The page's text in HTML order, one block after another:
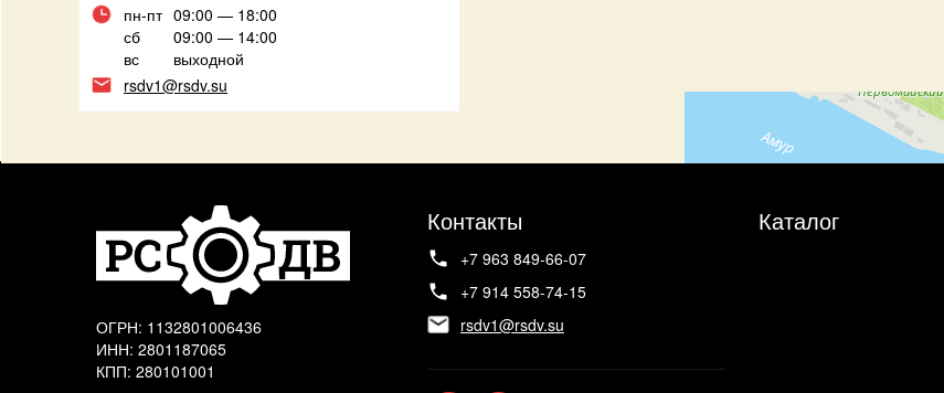
пн-пт 09:00 — 18:00
сб
09:00 — 14:00
вс
выходной
rsdv1@rsdv.su
ОГРН: 1132801006436
ИНН: 2801187065
КПП: 280101001
Контакты
+7 963 849-66-07
+7 914 558-74-15
rsdv1@rsdv.su
Каталог